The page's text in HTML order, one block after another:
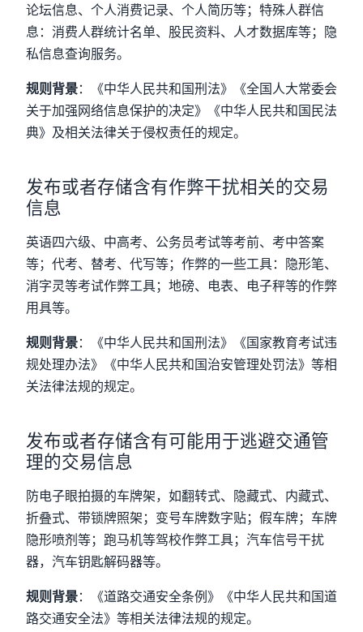
论坛信息、个人消费记录、个人简历等；特殊人群信
息：消费人群统计名单、股民资料、人才数据库等；隐
私信息查询服务。
规则背景：《中华人民共和国刑法》《全国人大常委会
关于加强网络信息保护的决定》《中华人民共和国民法
典》及相关法律关于侵权责任的规定。
发布或者存储含有作弊干扰相关的交易
信息
英语四六级、中高考、公务员考试等考前、考中答案
等；代考、替考、代写等；作弊的一些工具：隐形笔、
消字灵等考试作弊工具；地磅、电表、电子秤等的作弊
用具等。
规则背景：《中华人民共和国刑法》《国家教育考试违
规处理办法》《中华人民共和国治安管理处罚法》等相
关法律法规的规定。
发布或者存储含有可能用于逃避交通管
理的交易信息
防电子眼拍摄的车牌架，如翻转式、隐藏式、内藏式、
折叠式、带锁牌照架；变号车牌数字贴；假车牌；车牌
隐形喷剂等；跑马机等驾校作弊工具；汽车信号干扰
器，汽车钥匙解码器等。
规则背景：《道路交通安全条例》《中华人民共和国道
路交通安全法》等相关法律法规的规定。